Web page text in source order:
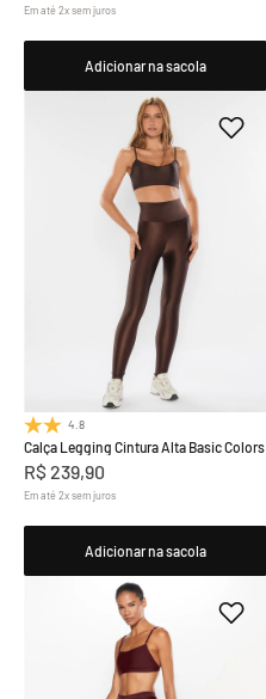
Em até2xsem juros
Adicionar na sacola
4.8
Calça Legging Cintura Alta Basic Colors
R$239,90
Em até2xsem juros
Adicionar na sacola